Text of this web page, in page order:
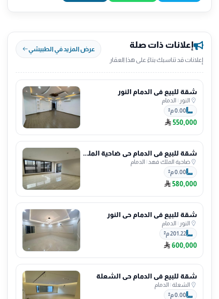
إعلانات ذات صلة
إعلانات قد تناسبك بناءً على هذا العقار
عرض المزيد في الطبيشي
شقة للبيع في الدمام النور
النور | الدمام
0.00 م²
550,000
شقة للبيع في الدمام حي ضاحية الملك فهد
ضاحية الملك فهد | الدمام
0.00 م²
580,000
شقة للبيع في الدمام حي النور
النور | الدمام
201.22 م²
600,000
شقة للبيع في الدمام حي الشعلة
الشعلة| الدمام
0.00 م²